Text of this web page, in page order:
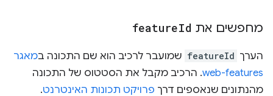
מחפשים את featureId
הערך featureId שמועבר לרכיב הוא שם התכונה במאגר
web-features. הרכיב מקבל את הסטטוס של התכונה
מהנתונים שנאספים דרך פרויקט תכונות האינטרנט.